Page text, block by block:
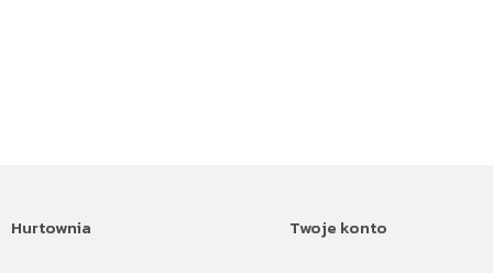
Hurtownia Twoje konto